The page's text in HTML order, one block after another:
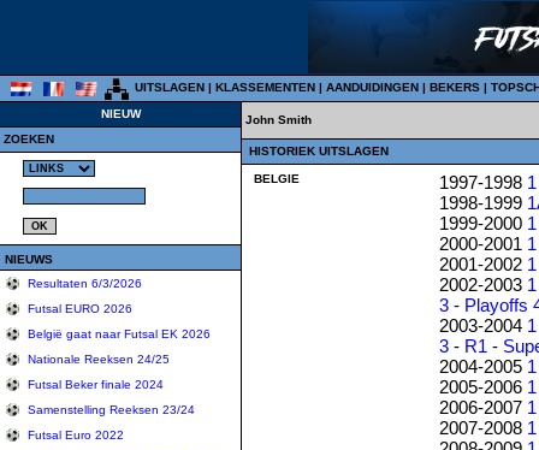
UITSLAGEN | KLASSEMENTEN | AANDUIDINGEN | BEKERS |
NIEUW
ZOEKEN
NIEUWS
Resultaten 6/3/2026
Futsal EURO 2026
België gaat naar Futsal EK 2026
Nationale Reeksen 24/25
Futsal Beker finale 2024
Samenstelling Reeksen 23/24
Futsal Euro 2022
John Smith
HISTORIEK UITSLAGEN
BELGIE 1997-1998 1
1998-1999
1999-2000 1
2000-2001 1
2001-2002 1
2002-2003 1
3 - Playoffs
2003-2004 1
3 - R1 -
2004-2005 1
2005-2006 1
2006-2007 1
2007-2008 1